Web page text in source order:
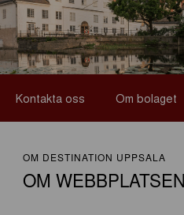
Kontakta oss Om bolaget
OM DESTINATION UPPSALA
OM WEBBPLATSEN